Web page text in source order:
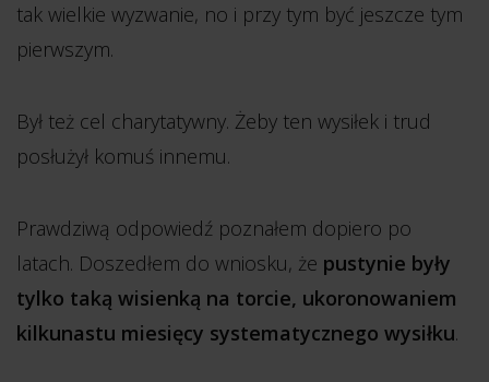
tak wielkie wyzwanie, no i przy tym być jeszcze tym
pierwszym.
Był też cel charytatywny. Żeby ten wysiłek i trud
posłużył komuś innemu.
Prawdziwą odpowiedź poznałem dopiero po
latach. Doszedłem do wniosku, że pustynie były
tylko taką wisienką na torcie, ukoronowaniem
kilkunastu miesięcy systematycznego wysiłku.